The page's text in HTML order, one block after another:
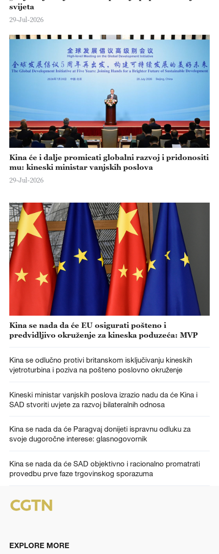
svijeta
29-Jul-2026
Kina će i dalje promicati globalni razvoj i pridonositi
mu: kineski ministar vanjskih poslova
29-Jul-2026
Kina se nada da će EU osigurati pošteno i
predvidljivo okruženje za kineska poduzeća: MVP
Kina se odlučno protivi britanskom isključivanju kineskih
vjetroturbina i poziva na pošteno poslovno okruženje
Kineski ministar vanjskih poslova izrazio nadu da će Kina i
SAD stvoriti uvjete za razvoj bilateralnih odnosa
Kina se nada da će Paragvaj donijeti ispravnu odluku za
svoje dugoročne interese: glasnogovornik
Kina se nada da će SAD objektivno i racionalno promatrati
provedbu prve faze trgovinskog sporazuma
EXPLORE MORE